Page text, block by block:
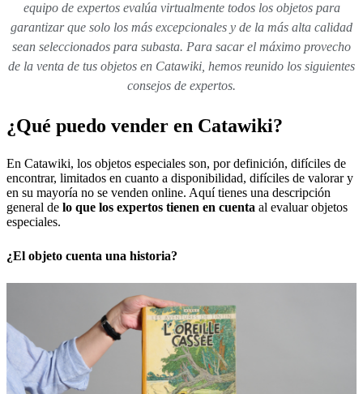
equipo de expertos evalúa virtualmente todos los objetos para
garantizar que solo los más excepcionales y de la más alta calidad
sean seleccionados para subasta. Para sacar el máximo provecho
de la venta de tus objetos en Catawiki, hemos reunido los siguientes
consejos de expertos.
¿Qué puedo vender en Catawiki?
En Catawiki, los objetos especiales son, por definición, difíciles de
encontrar, limitados en cuanto a disponibilidad, difíciles de valorar y
en su mayoría no se venden online. Aquí tienes una descripción
general de lo que los expertos tienen en cuenta al evaluar objetos
especiales.
¿El objeto cuenta una historia?